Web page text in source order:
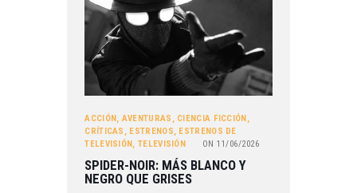
ACCIÓN, AVENTURAS , CIENCIA FICCIÓN,
CRÍTICAS , ESTRENOS, ESTRENOS DE
TELEVISIÓN, TELEVISIÓN ON 11/06/2026
SPIDER-NOIR: MÁS BLANCO Y
NEGRO QUE GRISES